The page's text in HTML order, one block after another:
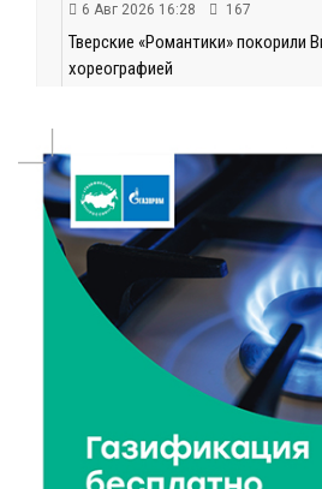
6 Авг 2026 16:28 167
Тверские «Романтики» покорили
хореографией
Виталий Королев наградил
анонсировал новые проекты
6 Авг 2026 16:02 74
Объем выдачи ипотеки в России
6 Авг 2026 16:01 114
Калининские футболисты
область на всероссийском
спорта»